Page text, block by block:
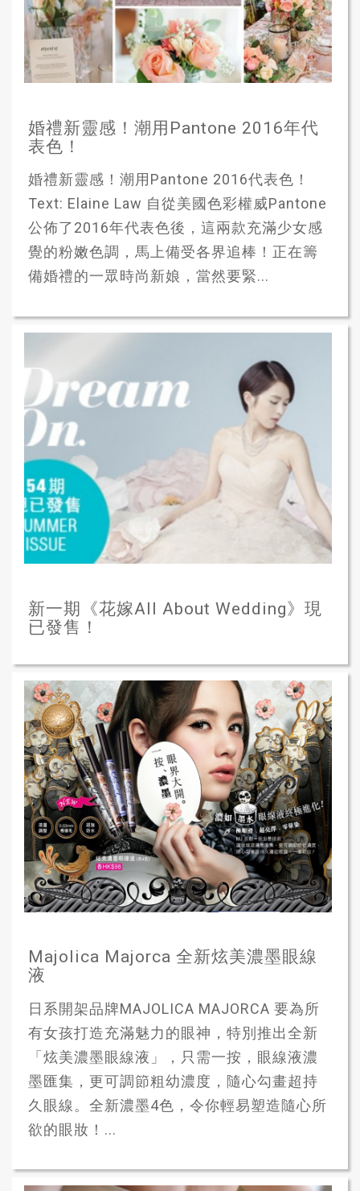
婚禮新靈感！潮用Pantone 2016年代
表色！
婚禮新靈感！潮用Pantone 2016代表色！
Text: Elaine Law 自從美國色彩權威Pantone
公佈了2016年代表色後，這兩款充滿少女感
覺的粉嫩色調，馬上備受各界追棒！正在籌
備婚禮的一眾時尚新娘，當然要緊...
新一期《花嫁All About Wedding》現
已發售！
Majolica Majorca 全新炫美濃墨眼線
液
日系開架品牌MAJOLICA MAJORCA 要為所
有女孩打造充滿魅力的眼神，特別推出全新
「炫美濃墨眼線液」，只需一按，眼線液濃
墨匯集，更可調節粗幼濃度，隨心勾畫超持
久眼線。全新濃墨4色，令你輕易塑造隨心所
欲的眼妝！...